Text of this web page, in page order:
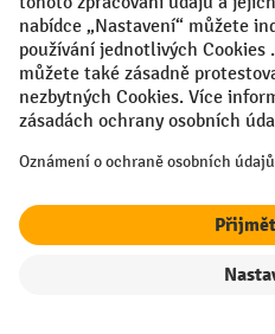
VODP Otisk
Prohlášení o ochraně osobních
Nastavení ochrany osobních
All prices excl. VAT plus shipping
if not stated otherwise.